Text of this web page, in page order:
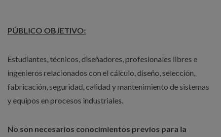
PÚBLICO OBJETIVO:
Estudiantes, técnicos, diseñadores, profesionales libres e
ingenieros relacionados con el cálculo, diseño, selección,
fabricación, seguridad, calidad y mantenimiento de sistemas
y equipos en procesos industriales.
No son necesarios conocimientos previos para la